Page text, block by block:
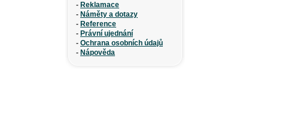
- Reklamace
- Náměty a dotazy
- Reference
- Právní ujednání
- Ochrana osobních údajů
- Nápověda